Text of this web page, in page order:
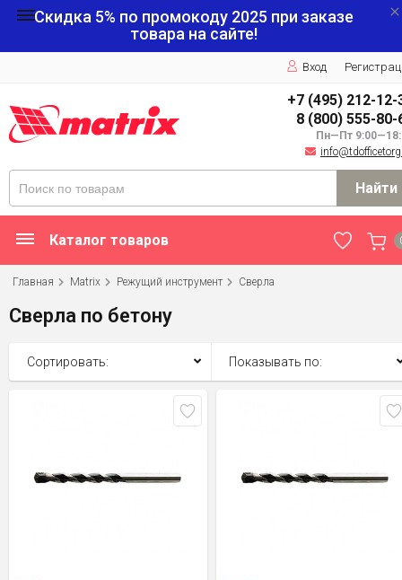
Скидка 5% по промокоду 2025 при заказе
товара на сайте!
Вход
+7 (495) 212-12-
8 (800) 555-80-
Пн—Пт
Найти
Каталог товаров
Главная Matrix Режущий инструмент Сверла
Сверла по бетону
Сортировать: Показывать по: